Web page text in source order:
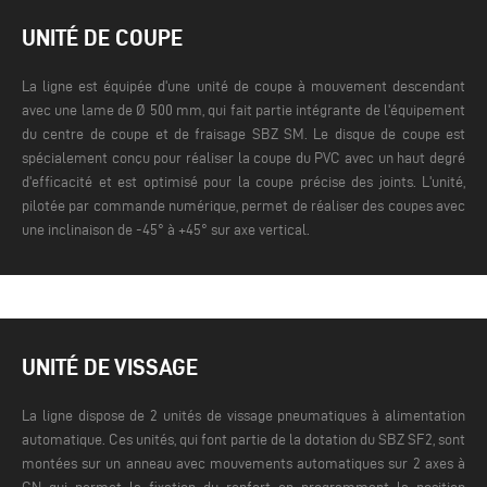
UNITÉ DE COUPE
La ligne est équipée d'une unité de coupe à mouvement descendant
avec une lame de Ø 500 mm, qui fait partie intégrante de l'équipement
du centre de coupe et de fraisage SBZ SM. Le disque de coupe est
spécialement conçu pour réaliser la coupe du PVC avec un haut degré
d'efficacité et est optimisé pour la coupe précise des joints. L'unité,
pilotée par commande numérique, permet de réaliser des coupes avec
une inclinaison de -45° à +45° sur axe vertical.
UNITÉ DE VISSAGE
La ligne dispose de 2 unités de vissage pneumatiques à alimentation
automatique. Ces unités, qui font partie de la dotation du SBZ SF2, sont
montées sur un anneau avec mouvements automatiques sur 2 axes à